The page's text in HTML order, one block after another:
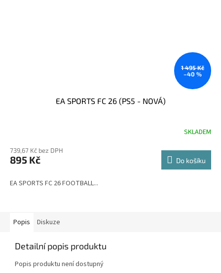
1 495 Kč
–40 %
EA SPORTS FC 26 (PS5 - NOVÁ)
SKLADEM
739,67 Kč bez DPH
895 Kč Do košíku
EA SPORTS FC 26 FOOTBALL...
Popis Diskuze
Detailní popis produktu
Popis produktu není dostupný